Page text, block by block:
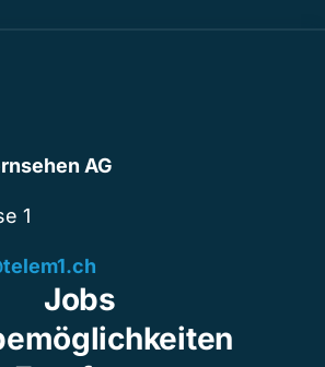
AG
1
Jobs